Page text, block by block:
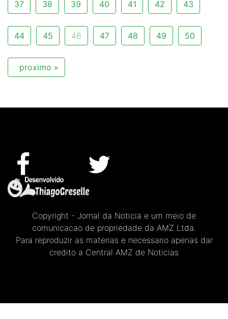
37 38 39 40 41 42 43
44 45 46 47 48 49 50
proximo »
Copyright - Jornal da Noticia e um meio de
comunicacao de propriedade da AMZ Ltda.
Para reproduzir as materias e necessario apenas dar
credito a Central AMZ de Noticias